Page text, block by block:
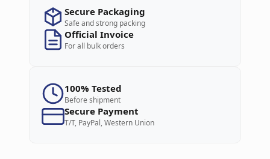
Secure Packaging
Safe and strong packing
Official Invoice
For all bulk orders
100% Tested
Before shipment
Secure Payment
T/T, PayPal, Western Union